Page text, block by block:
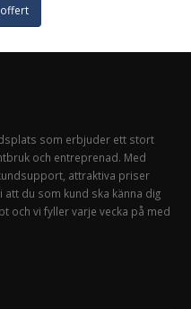
som erbjuder ett stort
och entreprenad. Med
attraktiva priser
du som kund ska känna dig
och vi fyller varje vecka på med